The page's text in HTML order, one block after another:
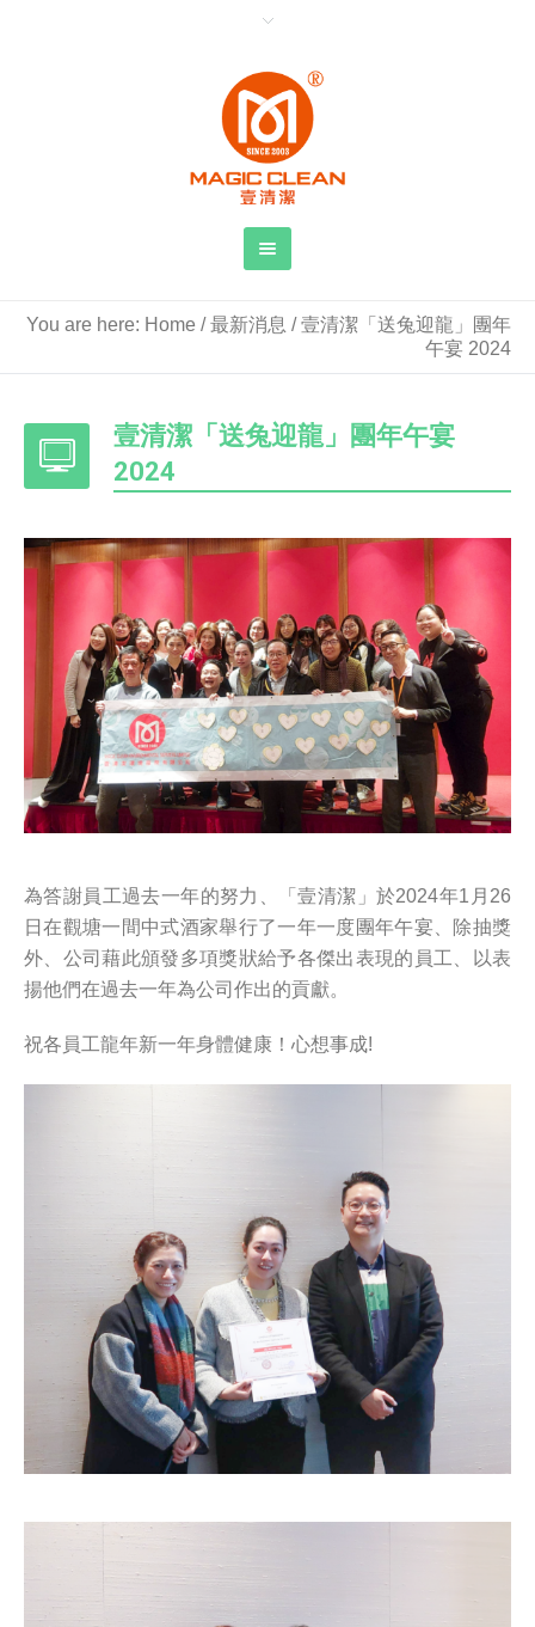
You are here: Home /最新消息 /壹清潔「送兔迎龍」團年
午宴 2024
壹清潔「送兔迎龍」團年午宴
2024
為答謝員工過去一年的努力、「壹清潔」於2024年1月26
日在觀塘一間中式酒家舉行了一年一度團年午宴、除抽獎
外、公司藉此頒發多項獎狀給予各傑出表現的員工、以表
揚他們在過去一年為公司作出的貢獻。
祝各員工龍年新一年身體健康！心想事成!